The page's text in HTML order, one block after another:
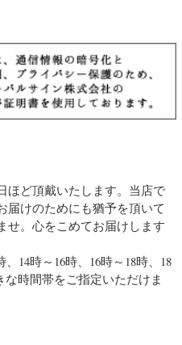
ほど頂戴いたします。当店で
届けのためにも猶予を頂いて
せ。心をこめてお届けします
14時～16時、16時～18時、18
な時間帯をご指定いただけま